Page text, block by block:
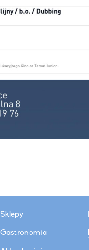
Sklepy
Gastronomia